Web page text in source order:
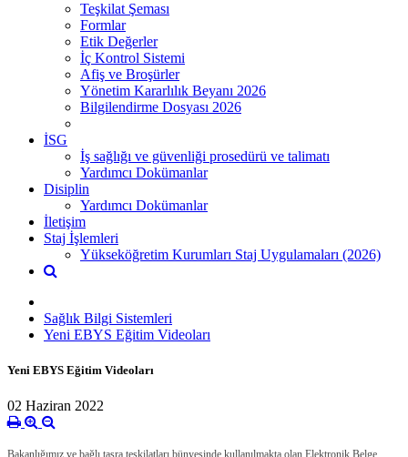
Teşkilat Şeması
Formlar
Etik Değerler
İç Kontrol Sistemi
Afiş ve Broşürler
Yönetim Kararlılık Beyanı 2026
Bilgilendirme Dosyası 2026
İSG
İş sağlığı ve güvenliği prosedürü ve talimatı
Yardımcı Dokümanlar
Disiplin
Yardımcı Dokümanlar
İletişim
Staj İşlemleri
Yükseköğretim Kurumları Staj Uygulamaları (2026)
Sağlık Bilgi Sistemleri
Yeni EBYS Eğitim Videoları
Yeni EBYS Eğitim Videoları
02 Haziran 2022
Bakanlığımız ve bağlı taşra teşkilatları bünyesinde kullanılmakta olan Elektronik Belge